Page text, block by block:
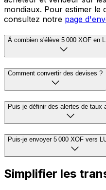
mondiaux. Pour estimer le
consultez notre page
À combien s'élève 5 000 XOF en
Comment convertir des devises ?
Puis-je définir des alertes de taux
Puis-je envoyer 5 000 XOF vers
Simplifier les